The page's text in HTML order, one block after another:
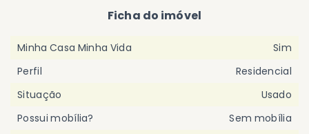
Ficha do imóvel
Minha Casa Minha Vida
Sim
Perfil
Residencial
Situação
Usado
Possui mobília?
Sem mobília